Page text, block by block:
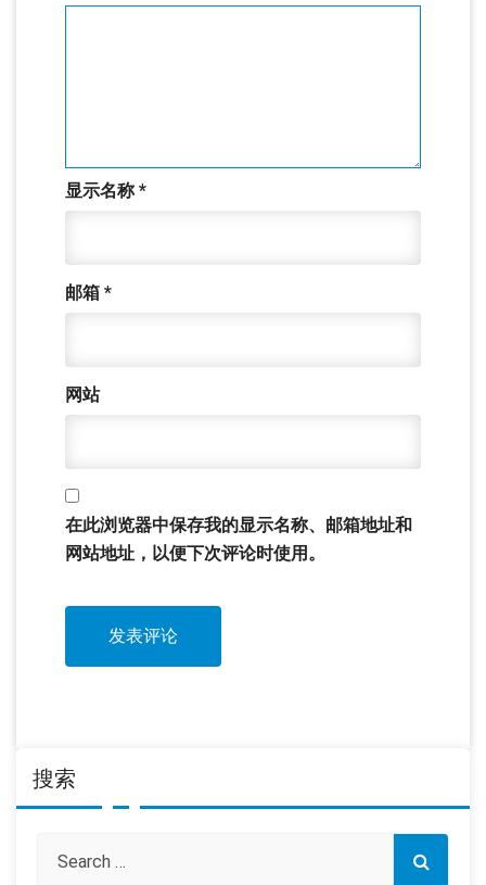
显示名称*
邮箱 *
网站
在此浏览器中保存我的显示名称、邮箱地址和
网站地址，以便下次评论时使用。
搜索